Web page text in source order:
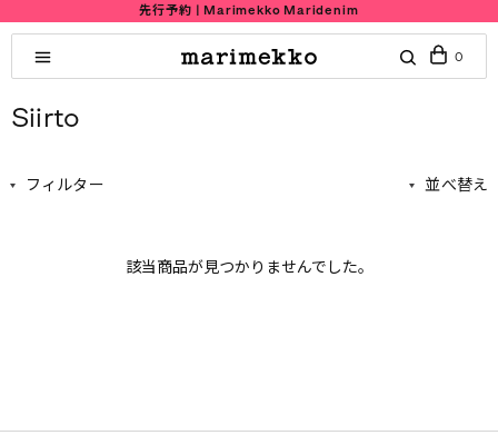
先行予約 | Marimekko Maridenim
0
Siirto
フィルター 並べ替え
該当商品が見つかりませんでした。